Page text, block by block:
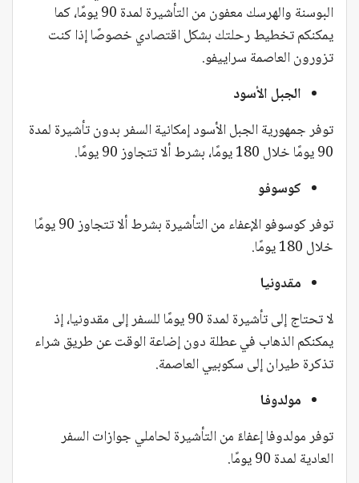
البوسنة والهرسك معفون من التأشيرة لمدة 90 يومًا، كما
يمكنكم تخطيط رحلتك بشكل اقتصادي خصوصًا إذا كنت
تزورون العاصمة سراييفو.
الجبل الأسود
توفر جمهورية الجبل الأسود إمكانية السفر بدون تأشيرة لمدة
90 يومًا خلال 180 يومًا، بشرط ألا تتجاوز 90 يومًا.
كوسوفو
توفر كوسوفو الإعفاء من التأشيرة بشرط ألا تتجاوز 90 يومًا
خلال 180 يومًا.
مقدونيا
لا تحتاج إلى تأشيرة لمدة 90 يومًا للسفر إلى مقدونيا، إذ
يمكنكم الذهاب في عطلة دون إضاعة الوقت عن طريق شراء
تذكرة طيران إلى سكوبيي العاصمة.
مولدوفا
توفر مولدوفا إعفاءً من التأشيرة لحاملي جوازات السفر
العادية لمدة 90 يومًا.